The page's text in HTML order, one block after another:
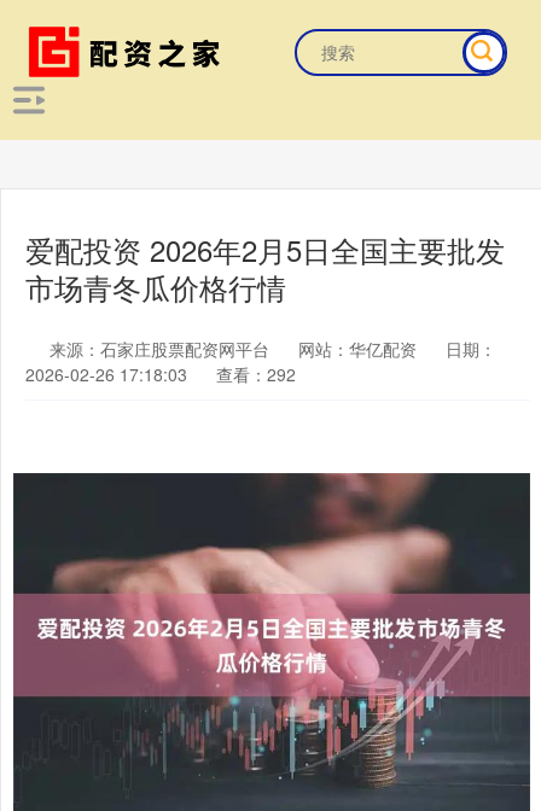
爱配投资 2026年2月5日全国主要批发
市场青冬瓜价格行情
来源：石家庄股票配资网平台 网站：华亿配资
日期：
2026-02-26 17:18:03
查看：292